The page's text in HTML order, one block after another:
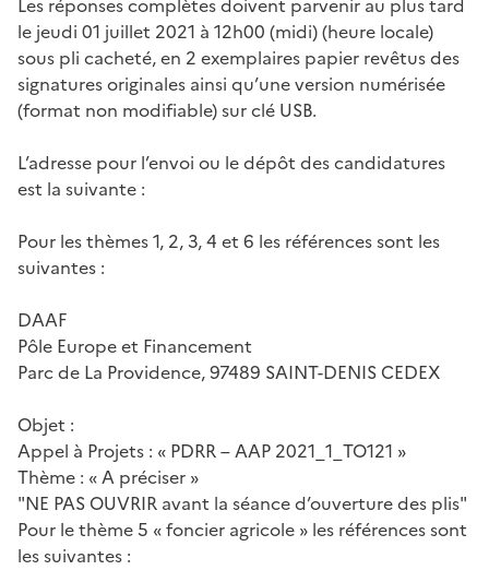
le jeudi 01 juillet 2021 à 12h00 (midi) (heure locale)
sous pli cacheté, en 2 exemplaires papier revêtus des
signatures originales ainsi qu’une version numérisée
(format non modifiable) sur clé USB.
L’adresse pour l’envoi ou le dépôt des candidatures
est la suivante :
Pour les thèmes 1, 2, 3, 4 et 6 les références sont les
suivantes :
DAAF
Pôle Europe et Financement
Parc de La Providence, 97489 SAINT-DENIS CEDEX
Objet :
Appel à Projets : « PDRR – AAP 2021_1_TO121 »
Thème : « A préciser »
"NE PAS OUVRIR avant la séance d’ouverture des plis"
Pour le thème 5 « foncier agricole » les références sont
les suivantes :